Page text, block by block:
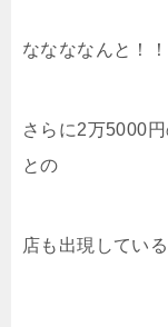
ななななんと！
さらに2万5000
との
店も出現してい